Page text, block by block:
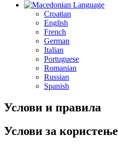
Language
Croatian
English
French
German
Italian
Portuguese
Romanian
Russian
Spanish
Услови и правила
Услови за користење